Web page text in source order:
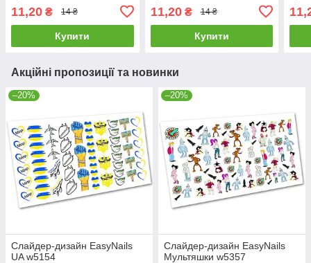
11,20 ₴ 14 ₴
Купити
11,20₴ 14 ₴
Купити
Акційні пропозиції та новинки
–20%
Слайдер-дизайн EasyNails
UA w5154
–20%
Слайдер-дизайн EasyNails
Мультяшки w5357